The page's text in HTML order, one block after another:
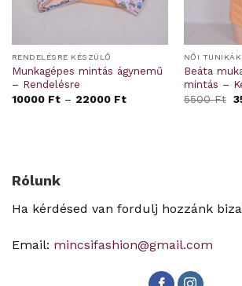
RENDELÉSRE KÉSZÜLŐ
Munkagépes mintás ágynemű
– Rendelésre
10000 Ft– 22000 Ft
NŐI
Beáta
mintás –
5500Ft
Rólunk
Ha kérdésed van fordulj hozzánk
Email: mincsifashion@gmail.com